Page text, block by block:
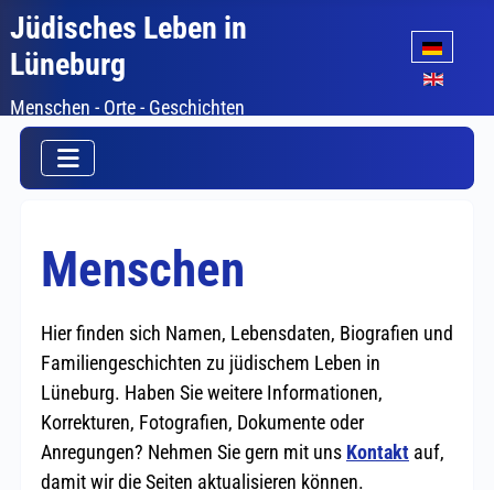
Jüdisches Leben in
Lüneburg
Menschen - Orte - Geschichten
Sprache